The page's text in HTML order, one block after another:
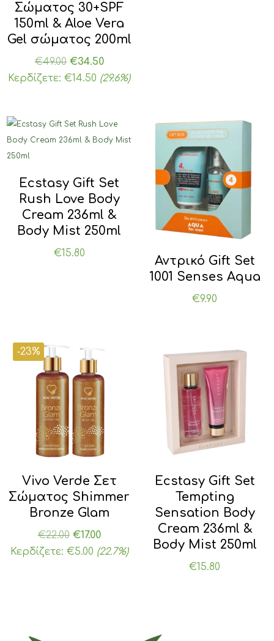
Σώματος 30+SPF
150ml & Aloe Vera
Gel σώματος 200ml
€49.00 Original
price
€34.50Η
τρέχουσα
€34.50.
Κερδίζετε:€ 14.50 (29.6%)
Ecstasy Gift Set
Rush Love Body
Cream 236ml &
Body Mist 250ml
€15.80
Αντρικό Gift Set
1001 Senses Aqua
€9.90
-23%
Vivo Verde Σετ
Σώματος Shimmer
Bronze Glam
€22.00 Original
price
€17.00Η
τρέχουσα
Κερδίζετε: €5.00 (22.7%)
Ecstasy Gift Set
Tempting
Sensation Body
Cream 236ml &
Body Mist 250ml
€15.80